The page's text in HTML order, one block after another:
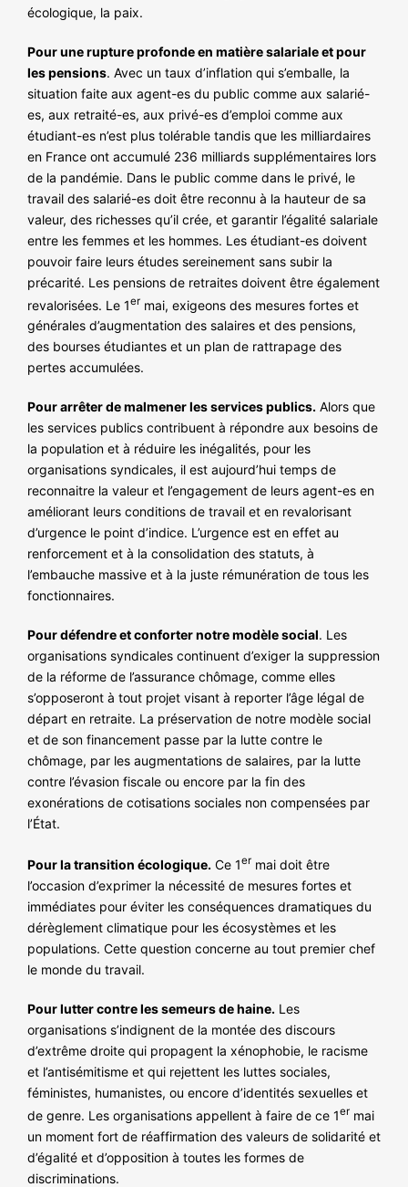
écologique, la paix.
Pour une rupture profonde en matière salariale et pour
les pensions. Avec un taux d’inflation qui s’emballe, la
situation faite aux agent-es du public comme aux salarié-
es, aux retraité-es, aux privé-es d’emploi comme aux
étudiant-es n’est plus tolérable tandis que les milliardaires
en France ont accumulé 236 milliards supplémentaires lors
de la pandémie. Dans le public comme dans le privé, le
travail des salarié-es doit être reconnu à la hauteur de sa
valeur, des richesses qu’il crée, et garantir l’égalité salariale
entre les femmes et les hommes. Les étudiant-es doivent
pouvoir faire leurs études sereinement sans subir la
précarité. Les pensions de retraites doivent être également
revalorisées. Le 1ermai, exigeons des mesures fortes et
générales d’augmentation des salaires et des pensions,
des bourses étudiantes et un plan de rattrapage des
pertes accumulées.
Pour arrêter de malmener les services publics.Alors que
les services publics contribuent à répondre aux besoins de
la population et à réduire les inégalités, pour les
organisations syndicales, il est aujourd’hui temps de
reconnaitre la valeur et l’engagement de leurs agent-es en
améliorant leurs conditions de travail et en revalorisant
d’urgence le point d’indice. L’urgence est en effet au
renforcement et à la consolidation des statuts, à
l’embauche massive et à la juste rémunération de tous les
fonctionnaires.
Pour défendre et conforter notre modèle social. Les
organisations syndicales continuent d’exiger la suppression
de la réforme de l’assurance chômage, comme elles
s’opposeront à tout projet visant à reporter l’âge légal de
départ en retraite. La préservation de notre modèle social
et de son financement passe par la lutte contre le
chômage, par les augmentations de salaires, par la lutte
contre l’évasion fiscale ou encore par la fin des
exonérations de cotisations sociales non compensées par
l’État.
Pour la transition écologique.Ce 1ermai doit être
l’occasion d’exprimer la nécessité de mesures fortes et
immédiates pour éviter les conséquences dramatiques du
dérèglement climatique pour les écosystèmes et les
populations. Cette question concerne au tout premier chef
le monde du travail.
Pour lutter contre les semeurs de haine.Les
organisations s’indignent de la montée des discours
d’extrême droite qui propagent la xénophobie, le racisme
et l’antisémitisme et qui rejettent les luttes sociales,
féministes, humanistes, ou encore d’identités sexuelles et
de genre. Les organisations appellent à faire de ce 1ermai
un moment fort de réaffirmation des valeurs de solidarité et
d’égalité et d’opposition à toutes les formes de
discriminations.